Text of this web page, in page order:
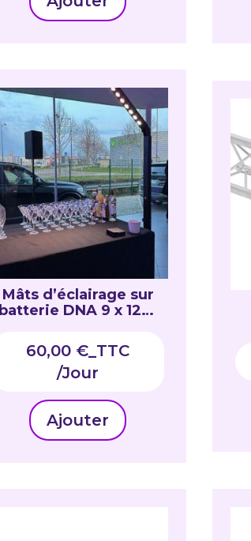
Mâts d’éclairage sur
batterie DNA 9 x 12W
60,00 €_TTC
Ajouter